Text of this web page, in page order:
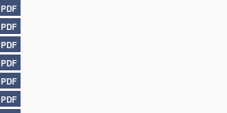
PDF
PDF
PDF
PDF
PDF
PDF